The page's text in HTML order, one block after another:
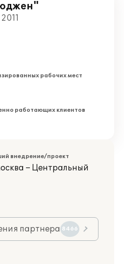
рабочих мест
работающих клиентов
внедрение/проект
– Центральный
партнера 8466